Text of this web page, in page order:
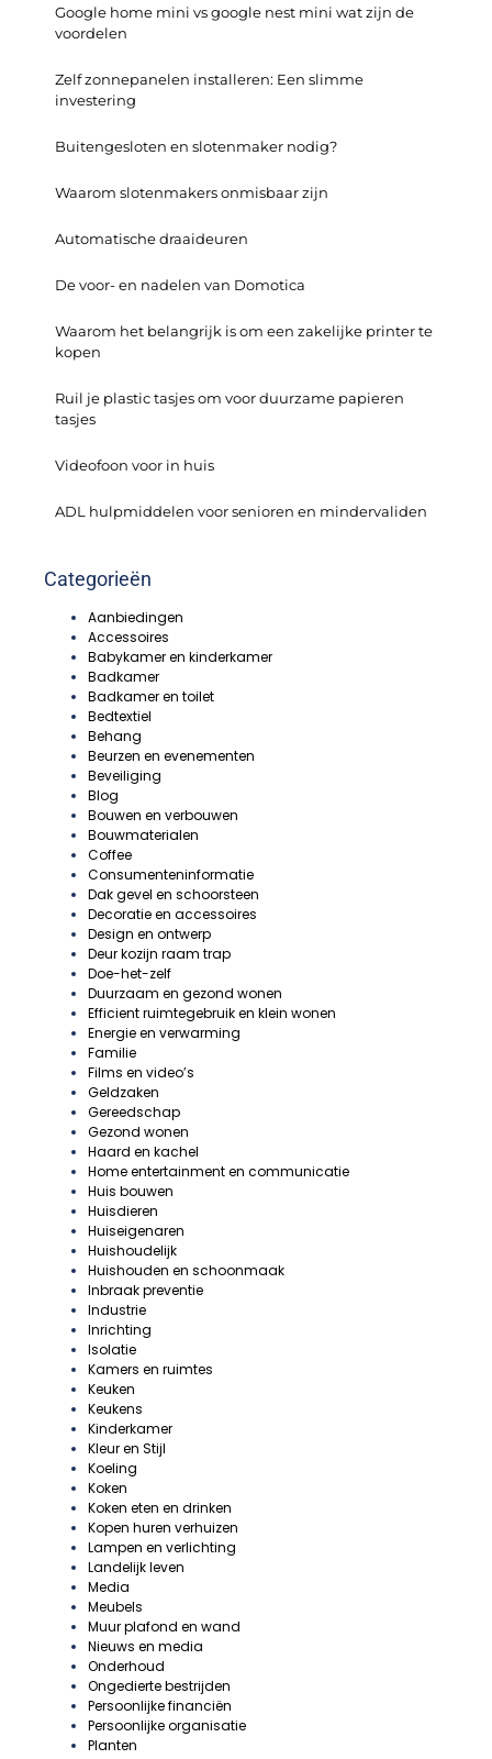
Google home mini vs google nest mini wat zijn de
voordelen
Zelf zonnepanelen installeren: Een slimme
investering
Buitengesloten en slotenmaker nodig?
Waarom slotenmakers onmisbaar zijn
Automatische draaideuren
De voor- en nadelen van Domotica
Waarom het belangrijk is om een zakelijke printer te
kopen
Ruil je plastic tasjes om voor duurzame papieren
tasjes
Videofoon voor in huis
ADL hulpmiddelen voor senioren en mindervaliden
Categorieën
Aanbiedingen
Accessoires
Babykamer en kinderkamer
Badkamer
Badkamer en toilet
Bedtextiel
Behang
Beurzen en evenementen
Beveiliging
Blog
Bouwen en verbouwen
Bouwmaterialen
Coffee
Consumenteninformatie
Dak gevel en schoorsteen
Decoratie en accessoires
Design en ontwerp
Deur kozijn raam trap
Doe-het-zelf
Duurzaam en gezond wonen
Efficient ruimtegebruik en klein wonen
Energie en verwarming
Familie
Films en video’s
Geldzaken
Gereedschap
Gezond wonen
Haard en kachel
Home entertainment en communicatie
Huis bouwen
Huisdieren
Huiseigenaren
Huishoudelijk
Huishouden en schoonmaak
Inbraak preventie
Industrie
Inrichting
Isolatie
Kamers en ruimtes
Keuken
Keukens
Kinderkamer
Kleur en Stijl
Koeling
Koken
Koken eten en drinken
Kopen huren verhuizen
Lampen en verlichting
Landelijk leven
Media
Meubels
Muur plafond en wand
Nieuws en media
Onderhoud
Ongedierte bestrijden
Persoonlijke financiën
Persoonlijke organisatie
Planten